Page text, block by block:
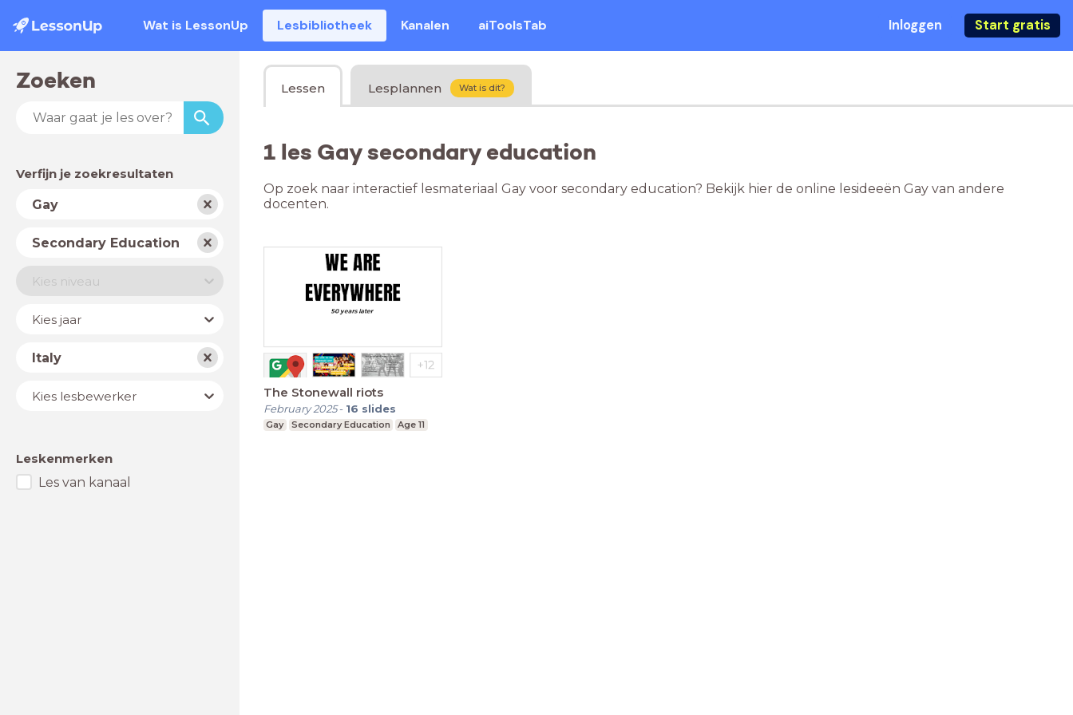
Wat is LessonUp Lesbibliotheek Kanalen aiToolsTab Inloggen Start gratis
Zoeken
Verfijn je zoekresultaten
VakGay
Schooltype
Secondary Education
Niveau
Kies niveau
JaarKies jaar
LandItaly
Lesbewerker
Kies lesbewerker
Leskenmerken
Les van kanaal
Lessen Lesplannen Wat is dit?
1 les Gay secondary education
Op zoek naar interactief lesmateriaal Gay voor secondary education? Bekijk hier de online lesideeën Gay van andere
docenten.
The Stonewall riots
February 2025- 16 slides
Gay Secondary Education Age 11